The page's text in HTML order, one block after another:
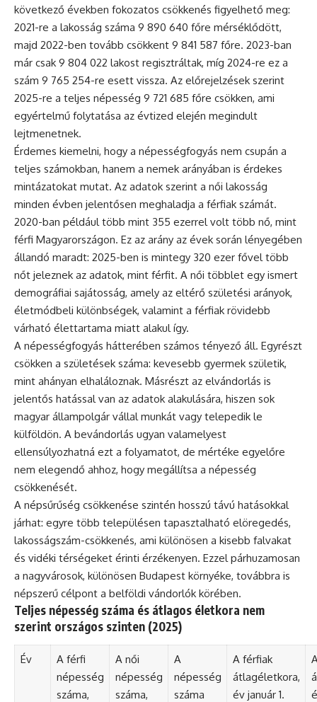
következő években fokozatos csökkenés figyelhető meg:
2021-re a lakosság száma 9 890 640 főre mérséklődött,
majd 2022-ben tovább csökkent 9 841 587 főre. 2023-ban
már csak 9 804 022 lakost regisztráltak, míg 2024-re ez a
szám 9 765 254-re esett vissza. Az előrejelzések szerint
2025-re a teljes népesség 9 721 685 főre csökken, ami
egyértelmű folytatása az évtized elején megindult
lejtmenetnek.
Érdemes kiemelni, hogy a népességfogyás nem csupán a
teljes számokban, hanem a nemek arányában is érdekes
mintázatokat mutat. Az adatok szerint a női lakosság
minden évben jelentősen meghaladja a férfiak számát.
2020-ban például több mint 355 ezerrel volt több nő, mint
férfi Magyarországon. Ez az arány az évek során lényegében
állandó maradt: 2025-ben is mintegy 320 ezer fővel több
nőt jeleznek az adatok, mint férfit. A női többlet egy ismert
demográfiai sajátosság, amely az eltérő születési arányok,
életmódbeli különbségek, valamint a férfiak rövidebb
várható élettartama miatt alakul így.
A népességfogyás hátterében számos tényező áll. Egyrészt
csökken a születések száma: kevesebb gyermek születik,
mint ahányan elhaláloznak. Másrészt az elvándorlás is
jelentős hatással van az adatok alakulására, hiszen sok
magyar állampolgár vállal munkát vagy telepedik le
külföldön. A bevándorlás ugyan valamelyest
ellensúlyozhatná ezt a folyamatot, de mértéke egyelőre
nem elegendő ahhoz, hogy megállítsa a népesség
csökkenését.
A népsűrűség csökkenése szintén hosszú távú hatásokkal
járhat: egyre több településen tapasztalható elöregedés,
lakosságszám-csökkenés, ami különösen a kisebb falvakat
és vidéki térségeket érinti érzékenyen. Ezzel párhuzamosan
a nagyvárosok, különösen Budapest környéke, továbbra is
népszerű célpont a belföldi vándorlók körében.
Teljes népesség száma és átlagos életkora nem
szerint országos szinten (2025)
Év
A férfi
népesség
száma,
A női
népesség
száma,
A
népesség
száma
A férfiak
átlagéletkora,
év január 1.